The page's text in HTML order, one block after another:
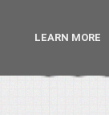
LEARN MORE